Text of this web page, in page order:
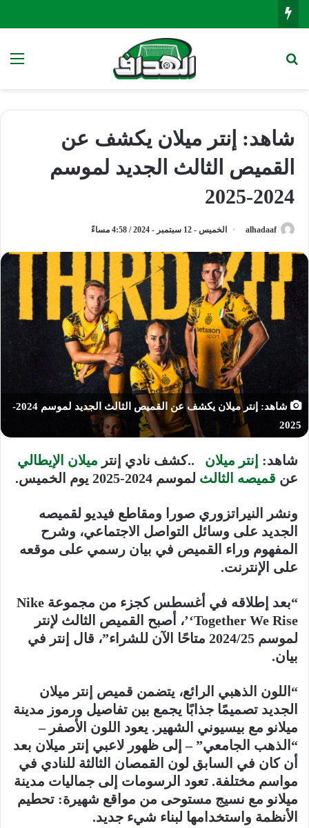
شاهد: إنتر ميلان يكشف عن
القميص الثالث الجديد لموسم
2024-2025
alhadaaf الخميس - 12 سبتمبر - 2024 / 4:58 مساءً
شاهد: إنتر ميلان يكشف عن القميص الثالث الجديد لموسم 2024-
2025
شاهد: إنتر ميلان ..كشف نادي إنتر ميلان الإيطالي
عن قميصه الثالث لموسم 2024-2025 يوم الخميس.
ونشر النيراتزوري صورا ومقاطع فيديو لقميصه
الجديد على وسائل التواصل الاجتماعي، وشرح
المفهوم وراء القميص في بيان رسمي على موقعه
على الإنترنت.
“بعد إطلاقه في أغسطس كجزء من مجموعة Nike
‘Together We Rise’، أصبح القميص الثالث لإنتر
لموسم 2024/25 متاحًا الآن للشراء”، قال إنتر في
بيان.
“اللون الذهبي الرائع، يتضمن قميص إنتر ميلان
الجديد تصميمًا جذابًا يجمع بين تفاصيل ورموز مدينة
ميلانو مع بيسيوني الشهير. يعود اللون الأصفر –
“الذهب الجامعي” – إلى ظهور لاعبي إنتر ميلان بعد
أن كان في السابق لون القمصان الثالثة للنادي في
مواسم مختلفة. تعود الرسومات إلى جماليات مدينة
ميلانو مع نسيج مستوحى من مواقع شهيرة: تحطيم
الأنظمة واستخدامها لبناء شيء جديد.